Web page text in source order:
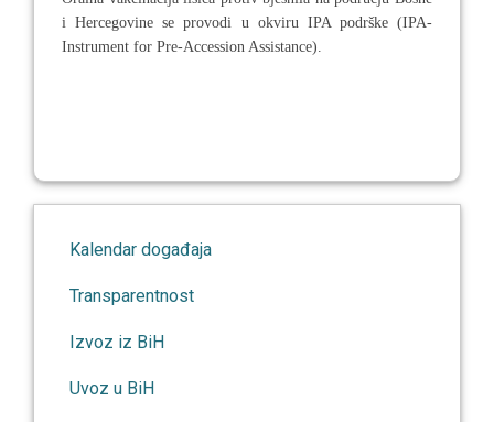
i Hercegovine se provodi u okviru IPA podrške (IPA-
Instrument for Pre-Accession Assistance).
Kalendar događaja
Transparentnost
Izvoz iz BiH
Uvoz u BiH